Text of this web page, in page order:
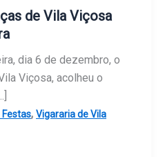
de Vila Viçosa
dia 6 de dezembro, o
Viçosa, acolheu o
, Vigararia de Vila